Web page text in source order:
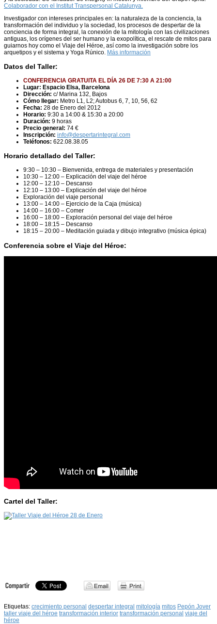
Colaborador con el Institut Transpersonal Catalunya.
Investigador con intereses principales en: la naturaleza de la conciencia, la
transformación del individuo y la sociedad, los procesos de despertar de la
conciencia de forma integral, la conexión de la mitología con las civilizaciones
antiguas, los orígenes del ser humano y la exopolítica, el rescate de mitos para
guiarnos hoy como el Viaje del Héroe, así como la investigación sobre los
arquetipos y el sistema y Yoga Rúnico. Más información
Datos del Taller:
CONFERENCIA GRATUITA EL DÍA 26 DE 7:30 A 21:00
Lugar: Espacio Elsa, Barcelona
Dirección: c/ Marina 132, Bajos
Cómo llegar: Metro L1, L2; Autobus 6, 7, 10, 56, 62
Fecha: 28 de Enero del 2012
Horario: 9:30 a 14:00 & 15:30 a 20:00
Duración: 9 horas
Precio general: 74 €
Inscripción: info@despertarintegral.com
Teléfonos: 622.08.38.05
Horario detallado del Taller:
9:30 – 10:30 – Bienvenida, entrega de materiales y presentación
10:30 – 12:00 – Explicación del viaje del héroe
12:00 – 12:10 – Descanso
12:10 – 13:00 – Explicación del viaje del héroe
Exploración del viaje personal
13:00 – 14:00 – Ejercicio de la Caja (música)
14:00 – 16:00 – Comer
16:00 – 18:00 – Exploración personal del viaje del héroe
18:00 – 18:15 – Descanso
18:15 – 20:00 – Meditación guiada y dibujo integrativo (música épica)
Conferencia sobre el Viaje del Héroe:
Cartel del Taller:
Etiquetas: crecimiento personal despertar integral mitología mitos Pepón Jover
taller viaje del héroe transformación interior transformación personal viaje del
héroe